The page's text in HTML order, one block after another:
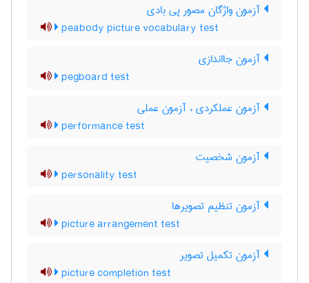
آزمون واژگان مصور پی بادی
peabody picture vocabulary test
آزمون جااندازی
pegboard test
آزمون عملکردی ، آزمون عملی
performance test
آزمون شخصیت
personality test
آزمون تنظیم تصویرها
picture arrangement test
آزمون تکمیل تصویر
picture completion test